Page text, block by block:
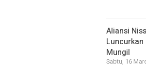
Aliansi
Luncurkan
Mungil
Sabtu, 16